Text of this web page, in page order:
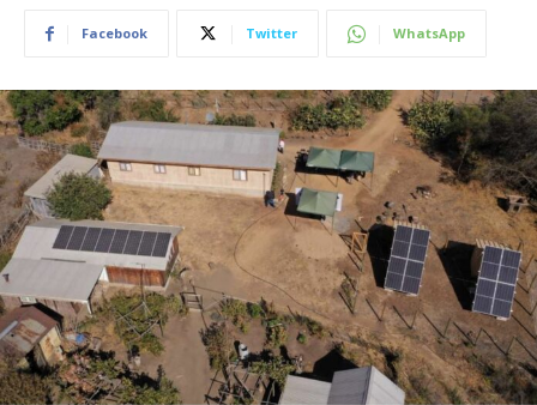
Facebook Twitter WhatsApp